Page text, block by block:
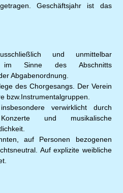
Geschäftsjahr ist das
und unmittelbar
im Sinne des Abschnitts
Abgabenordnung.
des Chorgesangs. Der Verein
bzw.Instrumentalgruppen.
verwirklicht durch
und musikalische
auf Personen bezogenen
Auf explizite weibliche